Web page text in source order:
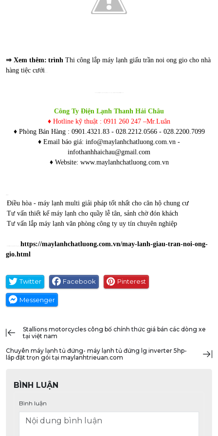
⇒ Xem thêm: trình Thi công lắp máy lạnh giấu trần noi ong gio cho nhà
hàng tiệc cưới
Công Ty Điện Lạnh Thanh Hải Châu
♦ Hotline kỹ thuật : 0911 260 247 –Mr.Luân
♦ Phòng Bán Hàng : 0901.4321.83 - 028.2212.0566 - 028.2200.7099
♦ Email báo giá: info@maylanhchatluong.com.vn -
infothanhhaichau@gmail.com
♦ Website: www.maylanhchatluong.com.vn
Điều hòa - máy lạnh multi giải pháp tốt nhất cho căn hộ chung cư
Tư vấn thiết kế máy lạnh cho quầy lễ tân, sảnh chờ đón khách
Tư vấn lắp máy lạnh văn phòng công ty uy tín chuyên nghiệp
https://maylanhchatluong.com.vn/may-lanh-giau-tran-noi-ong-
gio.html
Twitter Facebook Pinterest
Messenger
stallions motorcycles công bố chính thức giá bán các dòng xe
tại việt nam
chuyên máy lạnh tủ đứng- máy lạnh tủ đứng lg inverter 5hp-
lắp đặt trọn gói tại maylanhtrieuan.com
BÌNH LUẬN
Bình luận